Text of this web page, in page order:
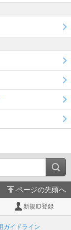
ページの先頭へ
新規ID登録
ガイドライン